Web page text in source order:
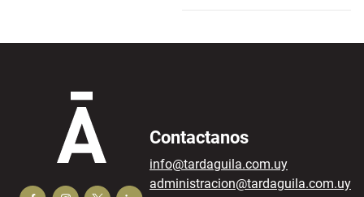
Contactanos
info@tardaguila.com.uy
administracion@tardaguila.com.uy